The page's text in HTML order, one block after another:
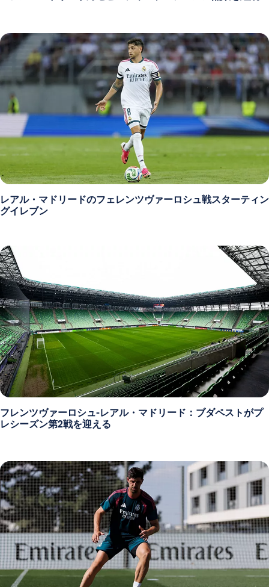
レアル・マドリードのフェレンツヴァーロシュ戦スターティン
グイレブン
フレンツヴァーロシュ-レアル・マドリード：ブダペストがプ
レシーズン第2戦を迎える